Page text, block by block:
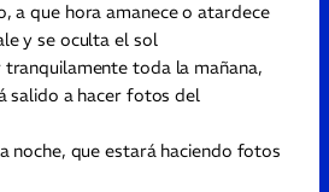
a que hora amanece o atardece
y se oculta el sol
toda la mañana,
salido a hacer fotos del
noche, que estará haciendo fotos